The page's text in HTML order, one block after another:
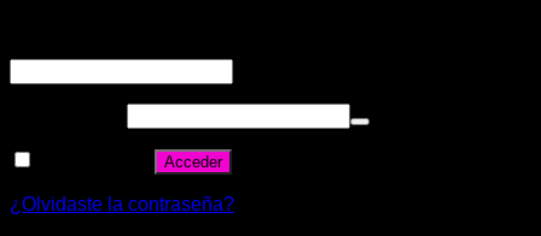
Acceder
¿Olvidaste la contraseña?